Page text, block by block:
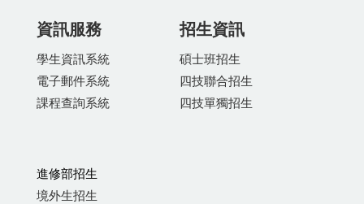
資訊服務
學生資訊系統
電子郵件系統
課程查詢系統
招生資訊
碩士班招生
四技聯合招生
四技單獨招生
進修部招生
境外生招生